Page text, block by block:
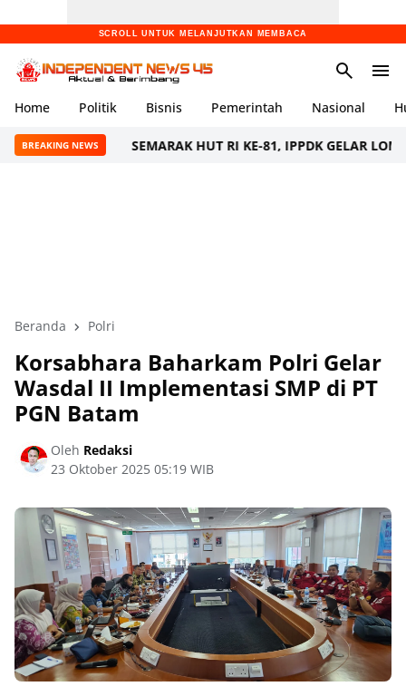
SCROLL UNTUK MELANJUTKAN MEMBACA
Home Politik Bisnis Pemerintah Nasional
BREAKING NEWSSEMARAK HUT RI KE-81, IPPDK GELAR LOMBA
Beranda Polri
Korsabhara Baharkam Polri Gelar
Wasdal II Implementasi SMP di PT
PGN Batam
Oleh Redaksi
23 Oktober 2025 05:19 WIB